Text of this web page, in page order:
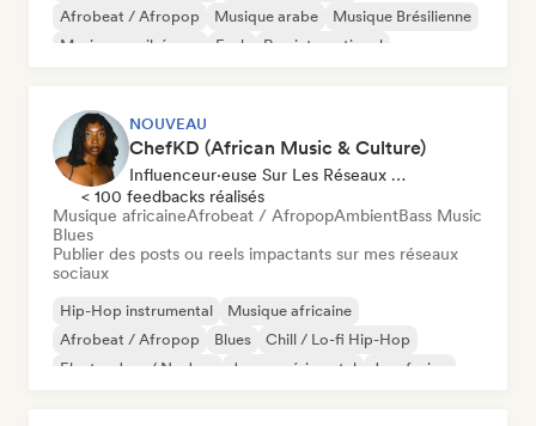
Afrobeat / Afropop
Musique arabe
Musique Brésilienne
Musique caribéenne
Funk Rap international
NOUVEAU
ChefKD (African Music & Culture)
Influenceur·euse Sur Les Réseaux Sociaux
< 100 feedbacks réalisés
Musique africaineAfrobeat / AfropopAmbientBass Music
Blues
Publier des posts ou reels impactants sur mes réseaux
sociaux
Hip-Hop instrumental
Musique africaine
Afrobeat / Afropop
Blues
Chill / Lo-fi Hip-Hop
Electro Jazz / Nu Jazz
Jazz expérimental Jazz fusion